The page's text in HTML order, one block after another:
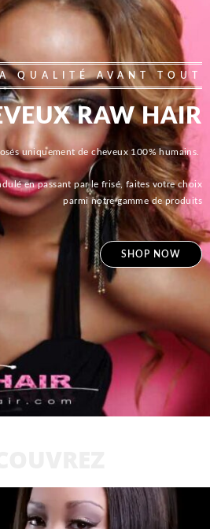
QUALITÉ AVANT TOUT
RAW HAIR
uniquement de cheveux 100% humains.
en passant par le frisé, faites votre choix
parmi notre gamme de produits
SHOP NOW